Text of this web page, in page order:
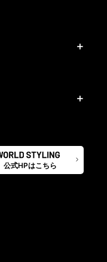
公式HPはこちら